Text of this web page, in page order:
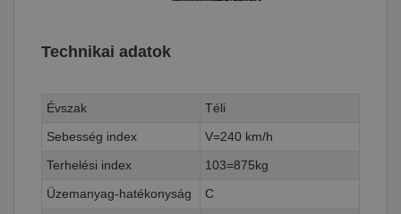
Technikai adatok
Évszak
Téli
Sebesség index
V=240 km/h
Terhelési index
103=875kg
Üzemanyag-hatékonyság
C